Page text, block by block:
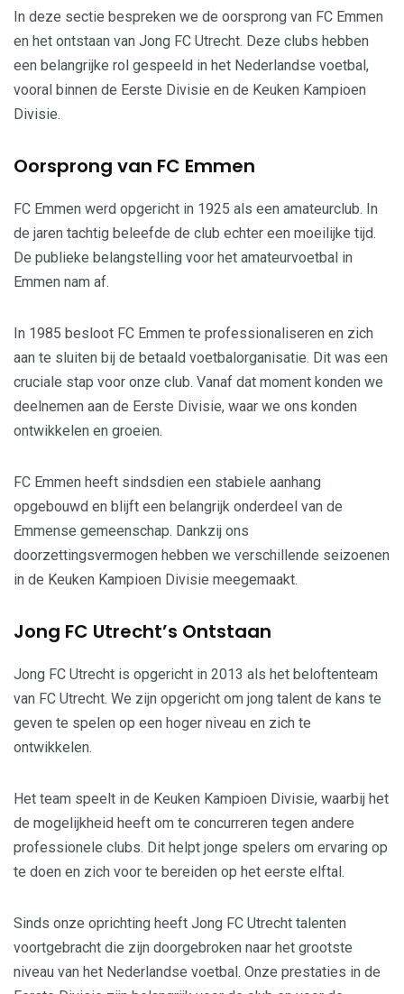
In deze sectie bespreken we de oorsprong van FC Emmen
en het ontstaan van Jong FC Utrecht. Deze clubs hebben
een belangrijke rol gespeeld in het Nederlandse voetbal,
vooral binnen de Eerste Divisie en de Keuken Kampioen
Divisie.
Oorsprong van FC Emmen
FC Emmen werd opgericht in 1925 als een amateurclub. In
de jaren tachtig beleefde de club echter een moeilijke tijd.
De publieke belangstelling voor het amateurvoetbal in
Emmen nam af.
In 1985 besloot FC Emmen te professionaliseren en zich
aan te sluiten bij de betaald voetbalorganisatie. Dit was een
cruciale stap voor onze club. Vanaf dat moment konden we
deelnemen aan de Eerste Divisie, waar we ons konden
ontwikkelen en groeien.
FC Emmen heeft sindsdien een stabiele aanhang
opgebouwd en blijft een belangrijk onderdeel van de
Emmense gemeenschap. Dankzij ons
doorzettingsvermogen hebben we verschillende seizoenen
in de Keuken Kampioen Divisie meegemaakt.
Jong FC Utrecht’s Ontstaan
Jong FC Utrecht is opgericht in 2013 als het beloftenteam
van FC Utrecht. We zijn opgericht om jong talent de kans te
geven te spelen op een hoger niveau en zich te
ontwikkelen.
Het team speelt in de Keuken Kampioen Divisie, waarbij het
de mogelijkheid heeft om te concurreren tegen andere
professionele clubs. Dit helpt jonge spelers om ervaring op
te doen en zich voor te bereiden op het eerste elftal.
Sinds onze oprichting heeft Jong FC Utrecht talenten
voortgebracht die zijn doorgebroken naar het grootste
niveau van het Nederlandse voetbal. Onze prestaties in de